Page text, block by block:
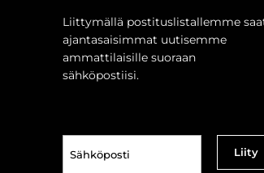
Liittymällä postituslistallemme
ajantasaisimmat uutisemme
ammattilaisille suoraan
sähköpostiisi.
(Pakollinen)